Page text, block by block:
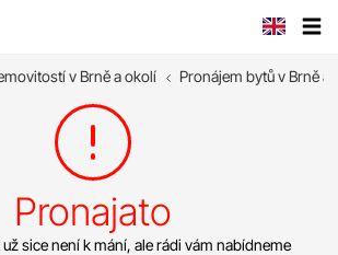
v Brně a okolí Pronájem bytů v Brně a
Pronajato
sice není k mání, ale rádi vám nabídneme